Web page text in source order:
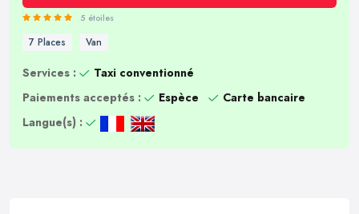
5 étoiles
7 Places Van
Services :
Taxi conventionné
Paiements acceptés :
Espèce
Carte bancaire
Langue(s) :